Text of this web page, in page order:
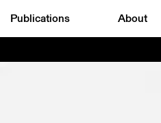
Publications About